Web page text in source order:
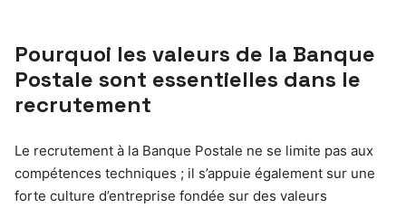
Pourquoi les valeurs de la Banque
Postale sont essentielles dans le
recrutement
Le recrutement à la Banque Postale ne se limite pas aux
compétences techniques ; il s’appuie également sur une
forte culture d’entreprise fondée sur des valeurs